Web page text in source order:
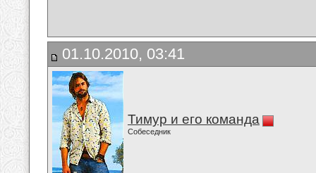
01.10.2010, 03:41
Тимур и его команда
Собеседник